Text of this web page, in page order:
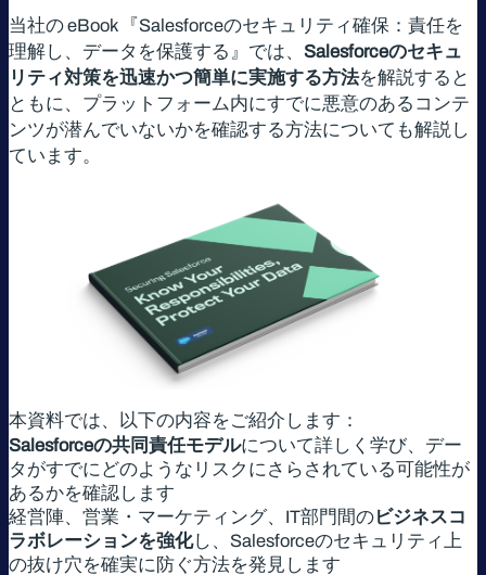
当社の eBook 『Salesforceのセキュリティ確保：責任を
理解し、データを保護する』では、 Salesforceのセキュ
リティ対策を迅速かつ簡単に実施する方法を解説すると
ともに、プラットフォーム内にすでに悪意のあるコンテ
ンツが潜んでいないかを確認する方法についても解説し
ています。
本資料では、以下の内容をご紹介します：
Salesforceの共同責任モデルについて詳しく学び、デー
タがすでにどのようなリスクにさらされている可能性が
あるかを確認します
経営陣、営業・マーケティング、IT部門間の ビジネスコ
ラボレーションを強化し、Salesforceのセキュリティ上
の抜け穴を確実に防ぐ方法を発見します